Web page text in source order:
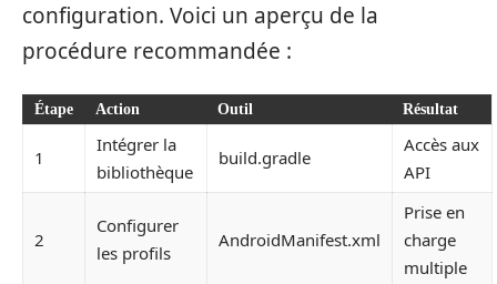
configuration. Voici un aperçu de la
procédure recommandée :
Étape Action Outil Résultat
1
Intégrer la
bibliothèque
build.gradle
Accès aux
API
2
Configurer
les profils
AndroidManifest.xml
Prise en
charge
multiple